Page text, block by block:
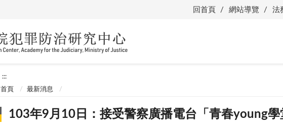
回首頁 網站導覽 法
:::
首頁 最新消息
103年9月10日：接受警察廣播電台「青春young